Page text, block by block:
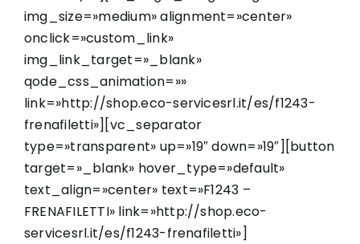
img_size=»medium» alignment=»center»
onclick=»custom_link»
img_link_target=»_blank»
qode_css_animation=»»
link=»http://shop.eco-servicesrl.it/es/f1243-
frenafiletti»][vc_separator
type=»transparent» up=»19″ down=»19″][button
target=»_blank» hover_type=»default»
text_align=»center» text=»F1243 –
FRENAFILETTI» link=»http://shop.eco-
servicesrl.it/es/f1243-frenafiletti»]